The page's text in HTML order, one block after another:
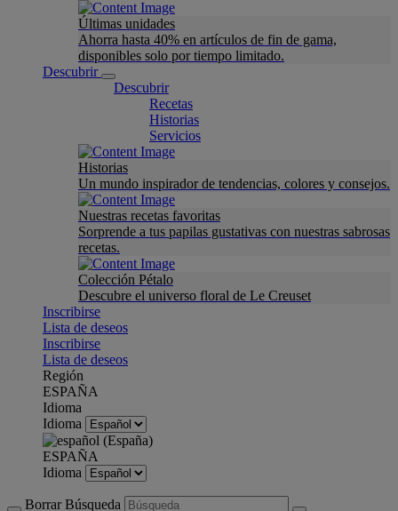
Últimas unidades
Ahorra hasta 40% en artículos de fin de gama,
disponibles solo por tiempo limitado.
Descubrir
Descubrir
Recetas
Historias
Servicios
Historias
Un mundo inspirador de tendencias, colores y consejos.
Nuestras recetas favoritas
Sorprende a tus papilas gustativas con nuestras sabrosas
recetas.
Colección Pétalo
Descubre el universo floral de Le Creuset
Inscribirse
Lista de deseos
Inscribirse
Lista de deseos
Región
ESPAÑA
Idioma
Idioma
ESPAÑA
Idioma
Borrar Búsqueda